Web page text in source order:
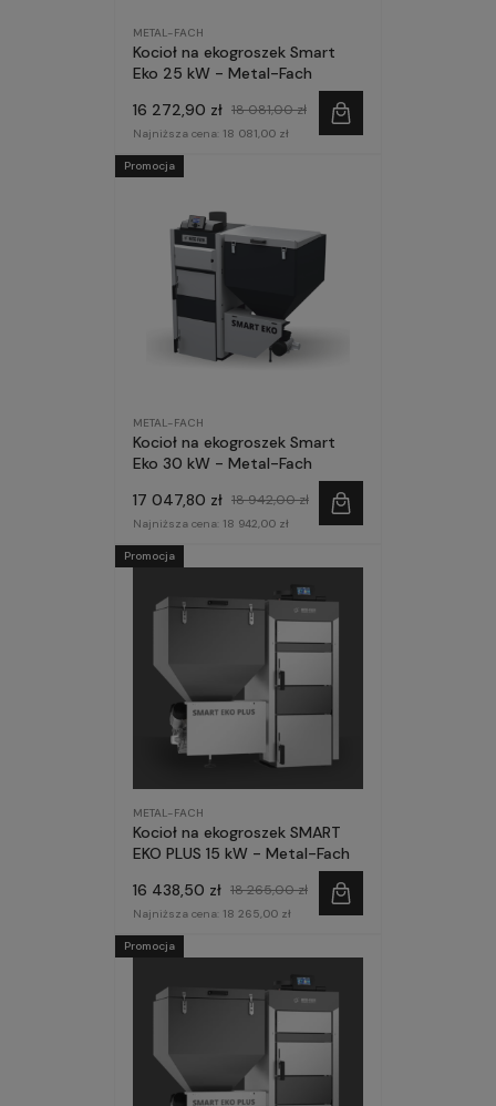
METAL-FACH
Kocioł na ekogroszek Smart
Eko 25 kW - Metal-Fach
16 272,90 zł 18 081,00 zł
Najniższa cena: 18 081,00 zł
METAL-FACH
Kocioł na ekogroszek Smart
Eko 30 kW - Metal-Fach
17 047,80 zł 18 942,00 zł
Najniższa cena: 18 942,00 zł
Promocja
METAL-FACH
Kocioł na ekogroszek SMART
EKO PLUS 15 kW - Metal-Fach
16 438,50 zł 18 265,00 zł
Najniższa cena: 18 265,00 zł
Promocja
Promocja